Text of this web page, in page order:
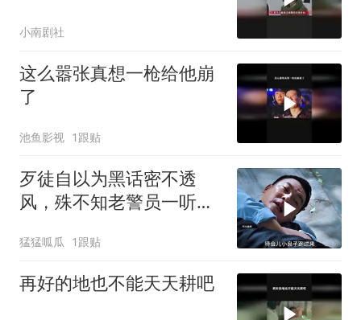
小南剧社
这么嚣张真想一枪给他崩
了
池鱼影视 1跟贴
歹徒自以为黑话密不透
风，殊不知老警员一听便
猛猛呱瓜 1跟贴
再好的地也不能天天耕吧